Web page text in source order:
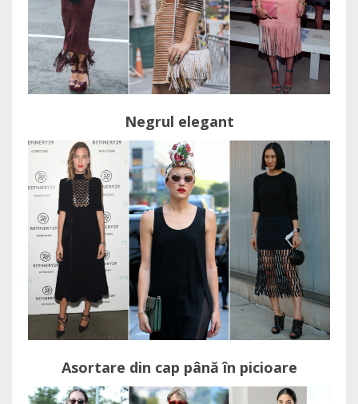
Negrul elegant
Asortare din cap până în picioare